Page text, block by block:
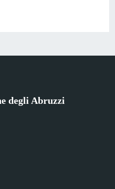
degli Abruzzi